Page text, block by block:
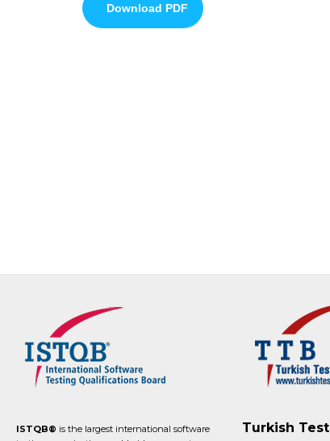
Download PDF
ISTQB® is the largest international software
Turkish